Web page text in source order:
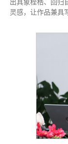
出具象桎梏、回归
灵感，让作品兼具